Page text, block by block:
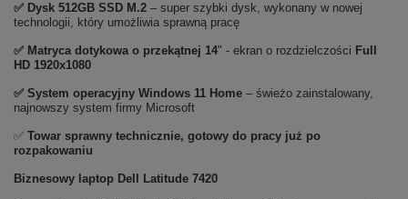
✅ Dysk 512GB SSD M.2 – super szybki dysk, wykonany w nowej
technologii, który umożliwia sprawną pracę
✅ Matryca dotykowa o przekątnej 14" - ekran o rozdzielczości Full
HD 1920x1080
✅ System operacyjny Windows 11 Home – świeżo zainstalowany,
najnowszy system firmy Microsoft
✅ Towar sprawny technicznie, gotowy do pracy już po
rozpakowaniu
Biznesowy laptop Dell Latitude 7420